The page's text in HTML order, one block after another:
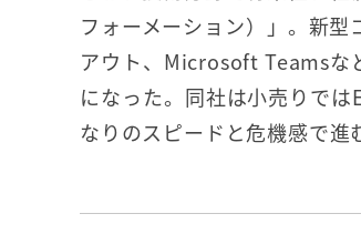
フォーメーション）」。新
アウト、Microsoft Teamsな
になった。同社は小売りで
なりのスピードと危機感で進